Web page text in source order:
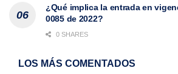
¿Qué implica la entrada en
0085 de 2022?
0 SHARES
LOS MÁS COMENTADOS